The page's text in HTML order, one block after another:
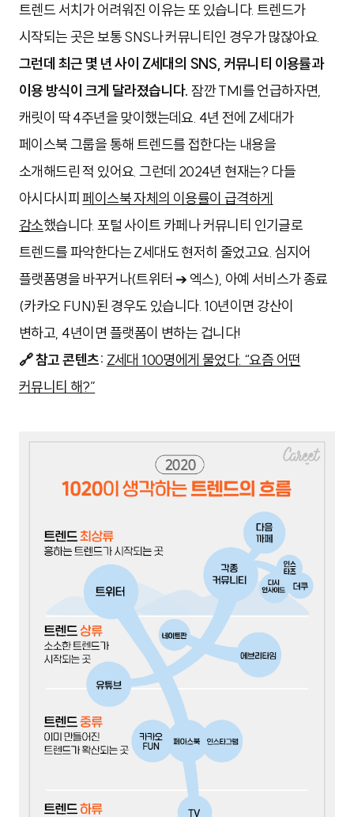
트렌드 서치가 어려워진 이유는 또 있습니다. 트렌드가
시작되는 곳은 보통 SNS나 커뮤니티인 경우가 많잖아요.
그런데 최근 몇 년 사이 Z세대의 SNS, 커뮤니티 이용률과
이용 방식이 크게 달라졌습니다. 잠깐 TMI를 언급하자면,
캐릿이 딱 4주년을 맞이했는데요. 4년 전에 Z세대가
페이스북 그룹을 통해 트렌드를 접한다는 내용을
소개해드린 적 있어요. 그런데 2024년 현재는? 다들
아시다시피페이스북 자체의 이용률이 급격하게
감소했습니다. 포털 사이트 카페나 커뮤니티 인기글로
트렌드를 파악한다는 Z세대도 현저히 줄었고요. 심지어
플랫폼명을 바꾸거나(트위터 ➔ 엑스), 아예 서비스가 종료
(카카오 FUN)된 경우도 있습니다. 10년이면 강산이
변하고, 4년이면 플랫폼이 변하는 겁니다!
🔗 참고 콘텐츠: Z세대 100명에게 물었다. “요즘 어떤
커뮤니티 해?”